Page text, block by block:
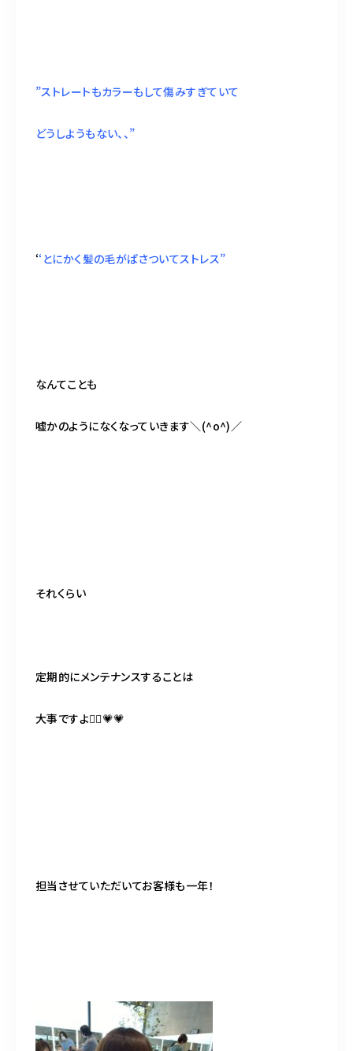
”ストレートもカラーもして傷みすぎていて
どうしようもない、、”
‘‘とにかく髪の毛がぱさついてストレス”
なんてことも
嘘かのようになくなっていきます＼(^o^)／
それくらい
定期的にメンテナンスすることは
大事ですよ🙆‍♀️💗💗
担当させていただいてお客様も一年！